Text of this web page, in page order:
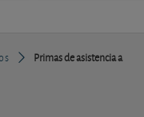
Primas de asistencia a